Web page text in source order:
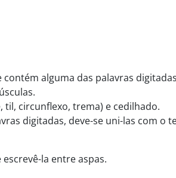
alguma das palavras
til, circunflexo, trema) e cedilhado.
digitadas, deve-se uni-las com o
la entre aspas.